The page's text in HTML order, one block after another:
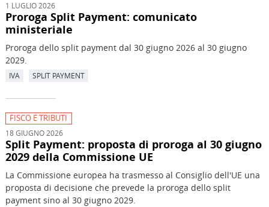
1 LUGLIO 2026
Proroga Split Payment: comunicato
ministeriale
Proroga dello split payment dal 30 giugno 2026 al 30 giugno
2029.
IVA SPLIT PAYMENT
FISCO E TRIBUTI
18 GIUGNO 2026
Split Payment: proposta di proroga al 30 giugno
2029 della Commissione UE
La Commissione europea ha trasmesso al Consiglio dell'UE una
proposta di decisione che prevede la proroga dello split
payment sino al 30 giugno 2029.